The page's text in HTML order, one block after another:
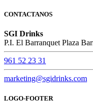
CONTACTANOS
SGI Drinks
P.I. El Barranquet Plaza
961 52 23 31
marketing@sgidrinks.com
LOGO-FOOTER